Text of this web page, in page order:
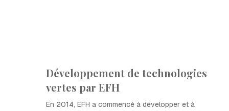
Développement de technologies
vertes par EFH
En 2014, EFH a commencé à développer et à